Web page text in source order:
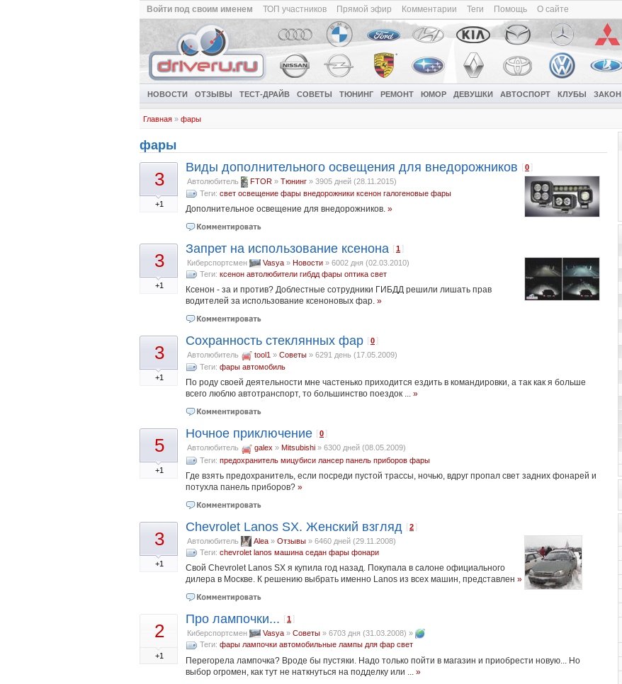
Войти под своим именем ТОП участников Прямой эфир Комментарии Теги Помощь О сайте
НОВОСТИ ОТЗЫВЫ ТЕСТ-ДРАЙВ СОВЕТЫ ТЮНИНГ РЕМОНТ ЮМОР ДЕВУШКИ АВТОСПОРТ КЛУБЫ ЗАКОН
Главная » фары
фары
3
+1
Виды дополнительного освещения для внедорожников [0
Автолюбитель FTOR » Тюнинг » 3905 дней (28.11.2015)
Теги: свет освещение фары внедорожники ксенон галогеновые фары
Дополнительное освещение для внедорожников. »
3
+1
Запрет на использование ксенона [1
Киберспортсмен Vasya » Новости » 6002 дня (02.03.2010)
Теги: ксенон автолюбители гибдд фары оптика свет
Ксенон - за и против? Доблестные сотрудники ГИБДД решили лишать прав
водителей за использование ксеноновых фар. »
3
+1
Сохранность стеклянных фар [0
Автолюбитель tool1 » Советы » 6291 день (17.05.2009)
Теги: фары автомобиль
По роду своей деятельности мне частенько приходится ездить в командировки, а так как я больше
всего люблю автотранспорт, то большинство поездок ... »
5
+1
Ночное приключение [0
Автолюбитель galex » Mitsubishi » 6300 дней (08.05.2009)
Теги: предохранитель мицубиси лансер панель приборов фары
Где взять предохранитель, если посреди пустой трассы, ночью, вдруг пропал свет задних фонарей и
потухла панель приборов? »
3
+1
Chevrolet Lanos SX. Женский взгляд [2 ]
Автолюбитель Alea » Отзывы » 6460 дней (29.11.2008)
Теги: chevrolet lanos машина седан фары фонари
Свой Chevrolet Lanos SX я купила год назад. Покупала в салоне официального
дилера в Москве. К решению выбрать именно Lanos из всех машин, представлен »
2
+1
Про лампочки... [1
Киберспортсмен Vasya » Советы » 6703 дня (31.03.2008) »
Теги: фары лампочки автомобильные лампы для фар свет
Перегорела лампочка? Вроде бы пустяки. Надо только пойти в магазин и приобрести новую... Но
выбор огромен, как тут не наткнуться на подделку или ... »